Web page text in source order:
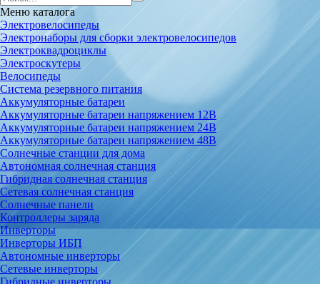
Меню каталога
Электровелосипеды
Электронаборы для сборки электровелосипедов
Электроквадроциклы
Электроскутеры
Велосипеды
Система резервного питания
Аккумуляторные батареи
Аккумуляторные батареи напряжением 12В
Аккумуляторные батареи напряжением 24В
Аккумуляторные батареи напряжением 48В
Солнечные станции для дома
Автономная солнечная станция
Гибридная солнечная станция
Сетевая солнечная станция
Солнечные панели
Контроллеры заряда
Инверторы
Инверторы ИБП
Автономные инверторы
Сетевые инверторы
Гибридные инверторы